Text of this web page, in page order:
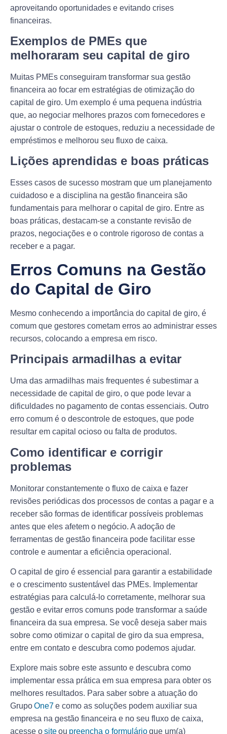
aproveitando oportunidades e evitando crises
financeiras.
Exemplos de PMEs que
melhoraram seu capital de giro
Muitas PMEs conseguiram transformar sua gestão
financeira ao focar em estratégias de otimização do
capital de giro. Um exemplo é uma pequena indústria
que, ao negociar melhores prazos com fornecedores e
ajustar o controle de estoques, reduziu a necessidade de
empréstimos e melhorou seu fluxo de caixa.
Lições aprendidas e boas práticas
Esses casos de sucesso mostram que um planejamento
cuidadoso e a disciplina na gestão financeira são
fundamentais para melhorar o capital de giro. Entre as
boas práticas, destacam-se a constante revisão de
prazos, negociações e o controle rigoroso de contas a
receber e a pagar.
Erros Comuns na Gestão
do Capital de Giro
Mesmo conhecendo a importância do capital de giro, é
comum que gestores cometam erros ao administrar esses
recursos, colocando a empresa em risco.
Principais armadilhas a evitar
Uma das armadilhas mais frequentes é subestimar a
necessidade de capital de giro, o que pode levar a
dificuldades no pagamento de contas essenciais. Outro
erro comum é o descontrole de estoques, que pode
resultar em capital ocioso ou falta de produtos.
Como identificar e corrigir
problemas
Monitorar constantemente o fluxo de caixa e fazer
revisões periódicas dos processos de contas a pagar e a
receber são formas de identificar possíveis problemas
antes que eles afetem o negócio. A adoção de
ferramentas de gestão financeira pode facilitar esse
controle e aumentar a eficiência operacional.
O capital de giro é essencial para garantir a estabilidade
e o crescimento sustentável das PMEs. Implementar
estratégias para calculá-lo corretamente, melhorar sua
gestão e evitar erros comuns pode transformar a saúde
financeira da sua empresa. Se você deseja saber mais
sobre como otimizar o capital de giro da sua empresa,
entre em contato e descubra como podemos ajudar.
Explore mais sobre este assunto e descubra como
implementar essa prática em sua empresa para obter os
melhores resultados. Para saber sobre a atuação do
GrupoOne7e como as soluções podem auxiliar sua
empresa na gestão financeira e no seu fluxo de caixa,
acesse ositeou preencha o formulárioque um(a)